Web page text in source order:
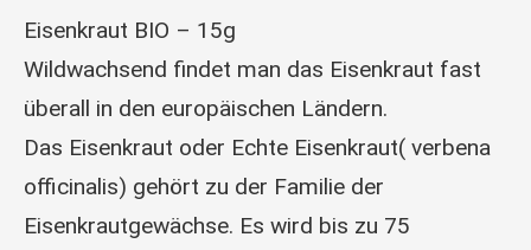
Eisenkraut BIO – 15g
Wildwachsend findet man das Eisenkraut fast
überall in den europäischen Ländern.
Das Eisenkraut oder Echte Eisenkraut( verbena
officinalis) gehört zu der Familie der
Eisenkrautgewächse. Es wird bis zu 75